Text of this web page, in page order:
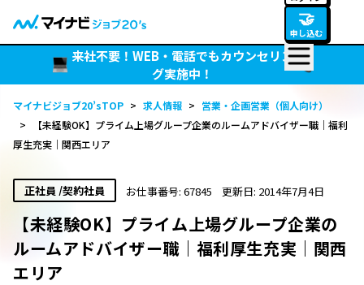
🤝
申し込む
来社不要！WEB・電話でもカウンセリン
グ実施中！
マイナビジョブ20’sTOP > 求人情報 > 営業・企画営業（個人向け）
>
【未経験OK】プライム上場グループ企業のルームアドバイザー職｜福利
厚生充実｜関西エリア
正社員 /契約社員 お仕事番号: 67845 更新日: 2014年7月4日
【未経験OK】プライム上場グループ企業の
ルームアドバイザー職｜福利厚生充実｜関西
エリア